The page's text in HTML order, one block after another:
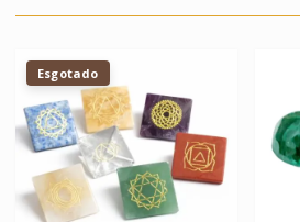
Esgotado